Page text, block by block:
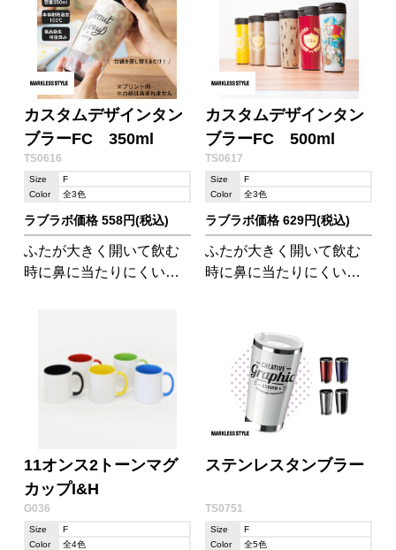
カスタムデザインタン
ブラーFC 350ml
TS0616
Size
F
Color
全3色
ラブラボ価格 558円(税込)
ふたが大きく開いて飲む
時に鼻に当たりにくい構
カスタムデザインタン
ブラーFC 500ml
TS0617
Size
F
Color
全3色
ラブラボ価格 629円(税込)
ふたが大きく開いて飲む
時に鼻に当たりにくい構
ブラーです。
11オンス2トーンマグ
カップI&H
G036
Size
F
Color
全4色
ステンレスタンブラー
TS0751
Size
F
Color
全5色